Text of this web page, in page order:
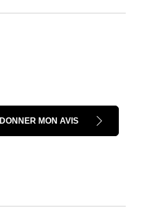
DONNER MON AVIS